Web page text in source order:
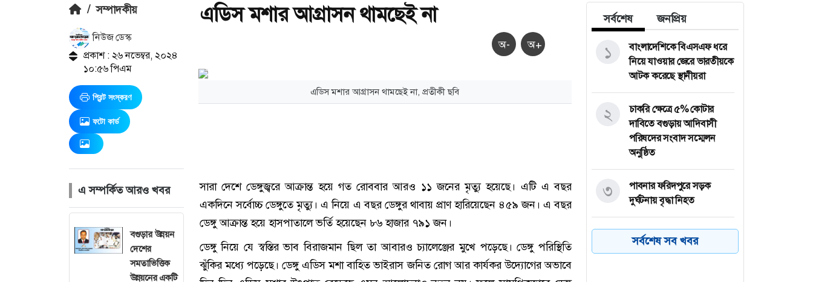
/ সম্পাদকীয়
নিউজ ডেস্ক
প্রকাশ : ২৬ নভেম্বর, ২০২৪
১০:৫৬ পিএম
প্রিন্ট সংস্করণ
ফটো কার্ড
এ সম্পর্কিত আরও খবর
বগুড়ার উন্নয়ন
দেশের
সমতাভিত্তিক
উন্নয়নের একটি
এডিস মশার আগ্রাসন থামছেই না
অ- অ+
এডিস মশার আগ্রাসন থামছেই না, প্রতীকী ছবি
সারা দেশে ডেঙ্গুজ্বরে আক্রান্ত হয়ে গত রোববার আরও ১১ জনের মৃত্যু হয়েছে। এটি এ বছর
একদিনে সর্বোচ্চ ডেঙ্গুতে মৃত্যু। এ নিয়ে এ বছর ডেঙ্গুর থাবায় প্রাণ হারিয়েছেন ৪৫৯ জন। এ বছর
ডেঙ্গু আক্রান্ত হয়ে হাসপাতালে ভর্তি হয়েছেন ৮৬ হাজার ৭৯১ জন।
ডেঙ্গু নিয়ে যে স্বস্তির ভাব বিরাজমান ছিল তা আবারও চ্যালেঞ্জের মুখে পড়েছে। ডেঙ্গু পরিস্থিতি
ঝুঁকির মধ্যে পড়েছে। ডেঙ্গু এডিস মশা বাহিত ভাইরাস জনিত রোগ আর কার্যকর উদ্যোগের অভাবে
সর্বশেষ জনপ্রিয়
বাংলাদেশিকে বিএসএফ ধরে
নিয়ে যাওয়ার জেরে ভারতীয়কে
আটক করেছে স্থানীয়রা
১
চাকরি ক্ষেত্রে ৫% কোটার
দাবিতে বগুড়ায় আদিবাসী
পরিষদের সংবাদ সম্মেলন
অনুষ্ঠিত
২
পাবনার ফরিদপুরে সড়ক
দুর্ঘটনায় বৃদ্ধা নিহত
৩
মেধাবি শিক্ষার্থী গড়তে শিক্ষক
ও অভিভাবকদের অগ্রনি ভূমিকা
সর্বশেষ সব খবর